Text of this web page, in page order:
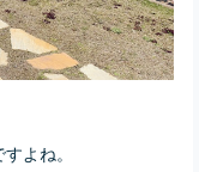
よね。